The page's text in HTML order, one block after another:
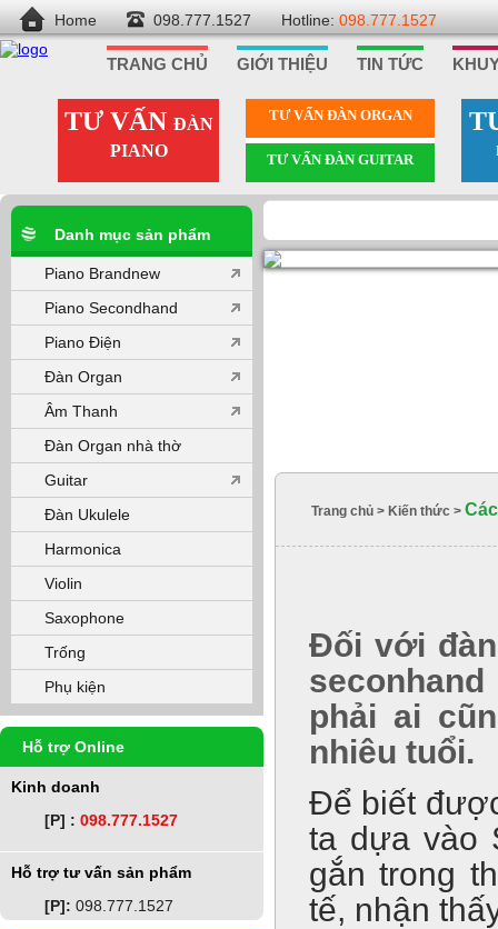
Home 098.777.1527 Hotline: 098.777.1527
TRANG CHỦ GIỚI THIỆU TIN TỨC
TƯ VẤN ĐÀN
PIANO
TƯ VẤN ÐÀN ORGAN
TƯ VẤN ÐÀN GUITAR
Danh mục sản phẩm
Piano Brandnew
Piano Secondhand
Piano Điện
Đàn Organ
Âm Thanh
Đàn Organ nhà thờ
Guitar
Đàn Ukulele
Harmonica
Violin
Saxophone
Trống
Phụ kiện
Hỗ trợ Online
Kinh doanh
[P] : 098.777.1527
Hỗ trợ tư vấn sản phẩm
[P]: 098.777.1527
Trang chủ > Kiến thức >
Đối với
phải ai
nhiêu tuổi.
Để biết
ta dựa vào
gắn trong
tế, nhận